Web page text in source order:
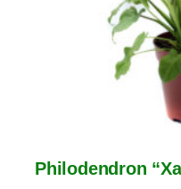
Philodendron